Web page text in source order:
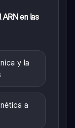
en las
y la
a